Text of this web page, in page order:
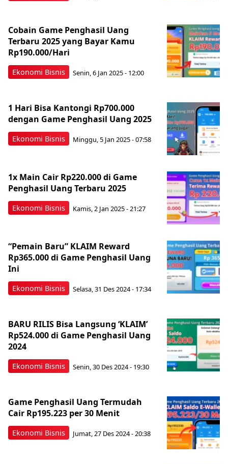
Ekonomi Bisnis
Cobain Game Penghasil Uang
Terbaru 2025 yang Bayar Kamu
Rp190.000/Hari
Senin, 6 Jan 2025 - 12:00
Ekonomi Bisnis
1 Hari Bisa Kantongi Rp700.000
dengan Game Penghasil Uang 2025
Minggu, 5 Jan 2025 - 07:58
Ekonomi Bisnis
1x Main Cair Rp220.000 di Game
Penghasil Uang Terbaru 2025
Kamis, 2 Jan 2025 - 21:27
Ekonomi Bisnis
“Pemain Baru” KLAIM Reward
Rp365.000 di Game Penghasil Uang
Ini
Selasa, 31 Des 2024 - 17:34
Ekonomi Bisnis
BARU RILIS Bisa Langsung ‘KLAIM’
Rp524.000 di Game Penghasil Uang
2024
Senin, 30 Des 2024 - 19:30
Ekonomi Bisnis
Game Penghasil Uang Termudah
Cair Rp195.223 per 30 Menit
Jumat, 27 Des 2024 - 20:38